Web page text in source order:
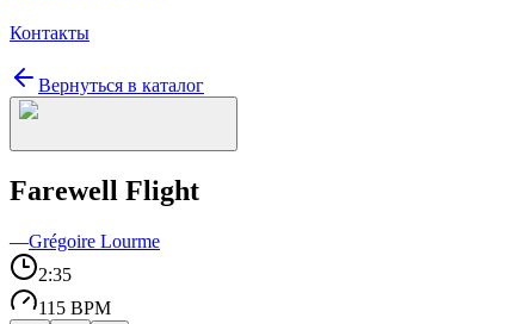
Контакты
Вернуться в каталог
Farewell Flight
—Grégoire Lourme
2:35
115 BPM